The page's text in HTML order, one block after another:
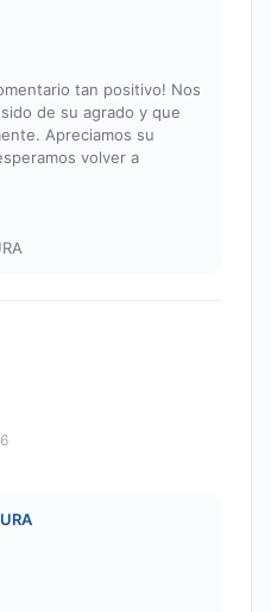
tan positivo! Nos
de su agrado y que
Apreciamos su
volver a